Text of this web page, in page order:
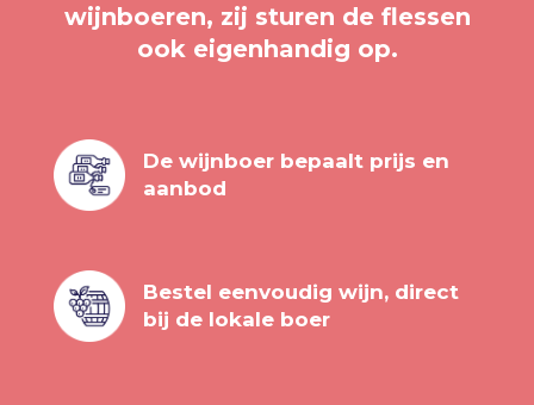
wijnboeren, zij sturen de flessen
ook eigenhandig op.
De wijnboer bepaalt prijs en
aanbod
Bestel eenvoudig wijn, direct
bij de lokale boer